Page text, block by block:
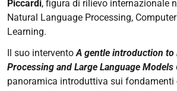
Piccardi, figura di rilievo internazionale
Natural Language Processing,
Learning.
Il suo intervento A gentle introduction to
Processing and Large Language Models
panoramica introduttiva sui fondamenti